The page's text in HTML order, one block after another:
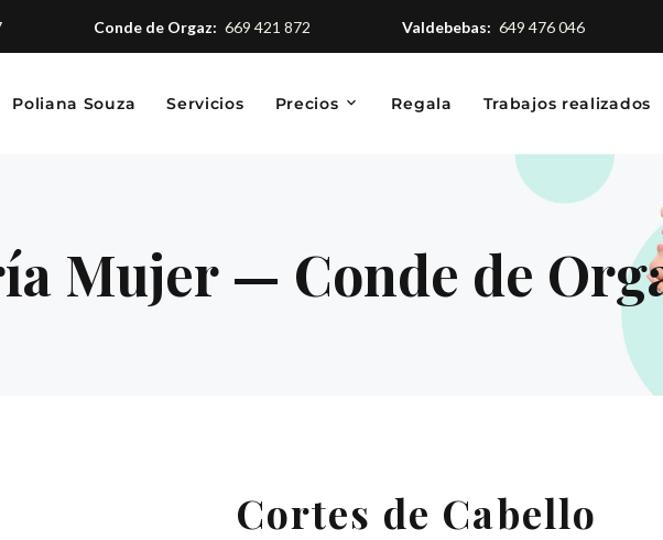
Conde de Orgaz: 669 421 872 Valdebebas: 649 476 046
Poliana Souza Servicios Precios Regala Trabajos realizados
Mujer — Conde de
Cortes de Cabello